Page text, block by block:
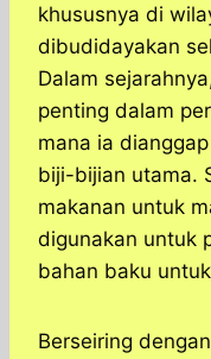
khususnya di
dibudidayakan
Dalam
penting dalam
mana ia
biji-bijian utama.
makanan untuk
digunakan untuk
bahan baku
Berseiring